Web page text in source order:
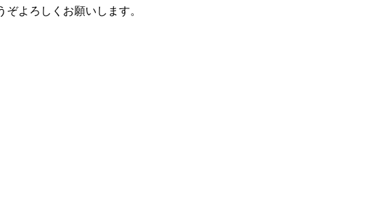
よろしくお願いします。